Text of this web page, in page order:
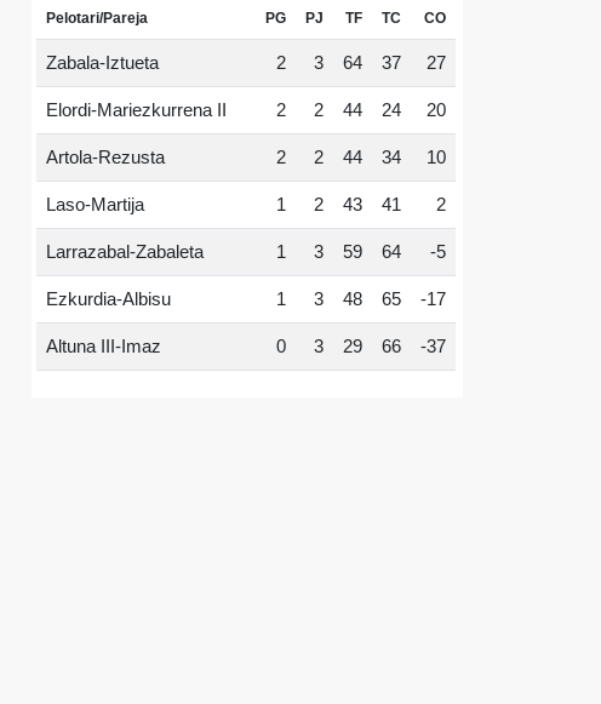
Pelotari/Pareja PG PJ TF TC CO
Zabala-Iztueta 2 3 64 37 27
Elordi-Mariezkurrena II 2 2 44 24 20
Artola-Rezusta 2 2 44 34 10
Laso-Martija 1 2 43 41 2
Larrazabal-Zabaleta 1 3 59 64 -5
Ezkurdia-Albisu 1 3 48 65 -17
Altuna III-Imaz 0 3 29 66 -37